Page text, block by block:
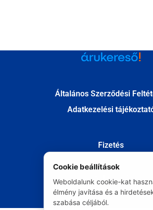
Általános Szerződési
Adatkezelési
Fizetés
Kapcsolat
Elállás
© Minden jog fenntartva 2020
Cookie beállítások
Weboldalunk cookie-kat
élmény javítása és a
szabása céljából.